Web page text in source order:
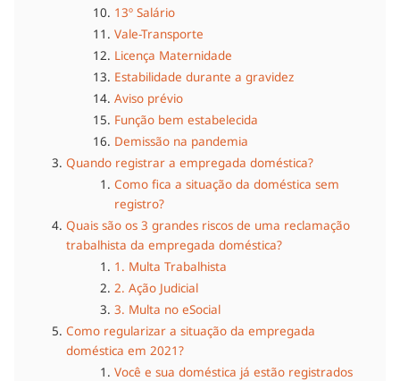
13º Salário
Vale-Transporte
Licença Maternidade
Estabilidade durante a gravidez
Aviso prévio
Função bem estabelecida
Demissão na pandemia
Quando registrar a empregada doméstica?
Como fica a situação da doméstica sem
registro?
Quais são os 3 grandes riscos de uma reclamação
trabalhista da empregada doméstica?
1. Multa Trabalhista
2. Ação Judicial
3. Multa no eSocial
Como regularizar a situação da empregada
doméstica em 2021?
Você e sua doméstica já estão registrados